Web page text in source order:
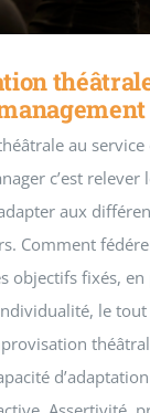
au service
c’est relever
aux
Comment
objectifs fixés, en
le